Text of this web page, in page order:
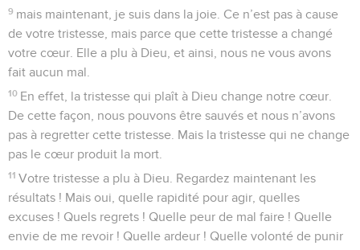
9 mais maintenant, je suis dans la joie. Ce n’est pas à cause
de votre tristesse, mais parce que cette tristesse a changé
votre cœur. Elle a plu à Dieu, et ainsi, nous ne vous avons
fait aucun mal.
10 En effet, la tristesse qui plaît à Dieu change notre cœur.
De cette façon, nous pouvons être sauvés et nous n’avons
pas à regretter cette tristesse. Mais la tristesse qui ne change
pas le cœur produit la mort.
11 Votre tristesse a plu à Dieu. Regardez maintenant les
résultats ! Mais oui, quelle rapidité pour agir, quelles
excuses ! Quels regrets ! Quelle peur de mal faire ! Quelle
envie de me revoir ! Quelle ardeur ! Quelle volonté de punir